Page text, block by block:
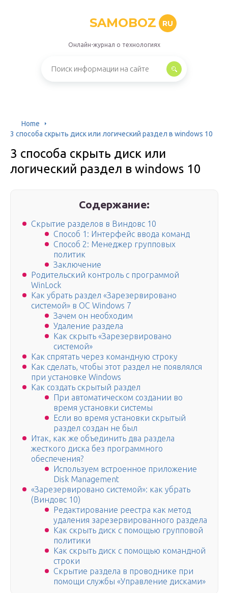
SAMOBOZ RU
Онлайн-журнал о технологиях
Home
3 способа скрыть диск или логический раздел в windows 10
3 способа скрыть диск или
логический раздел в windows 10
Содержание:
Скрытие разделов в Виндовс 10
Способ 1: Интерфейс ввода команд
Способ 2: Менеджер групповых
политик
Заключение
Родительский контроль с программой
WinLock
Как убрать раздел «Зарезервировано
системой» в ОС Windows 7
Зачем он необходим
Удаление раздела
Как скрыть «Зарезервировано
системой»
Как спрятать через командную строку
Как сделать, чтобы этот раздел не появлялся
при установке Windows
Как создать скрытый раздел
При автоматическом создании во
время установки системы
Если во время установки скрытый
раздел создан не был
Итак, как же объединить два раздела
жесткого диска без программного
обеспечения?
Используем встроенное приложение
Disk Management
«Зарезервировано системой»: как убрать
(Виндовс 10)
Редактирование реестра как метод
удаления зарезервированного раздела
Как скрыть диск с помощью групповой
политики
Как скрыть диск с помощью командной
строки
Скрытие раздела в проводнике при
помощи службы «Управление дисками»